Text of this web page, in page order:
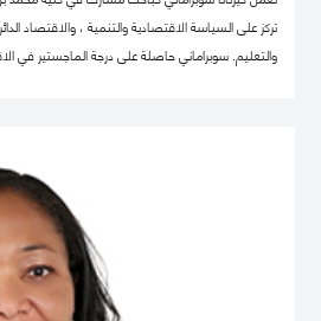
تركز على السياسة الاقتصادية والتنمية ، والاقتصاد
والتعليم. سوبراماني حاصلة على درجة الماجستير في